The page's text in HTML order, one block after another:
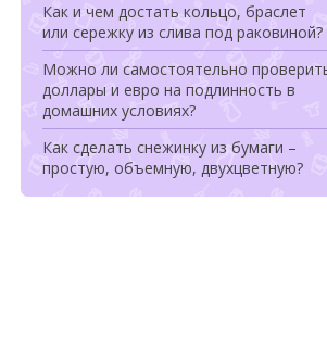
Как и чем достать кольцо, браслет
или сережку из слива под раковиной?
Можно ли самостоятельно
доллары и евро на подлинность в
домашних условиях?
Как сделать снежинку из бумаги –
простую, объемную, двухцветную?